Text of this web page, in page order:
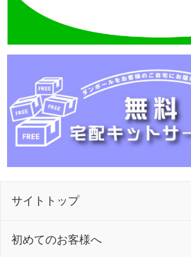
サイトトップ
初めてのお客様へ